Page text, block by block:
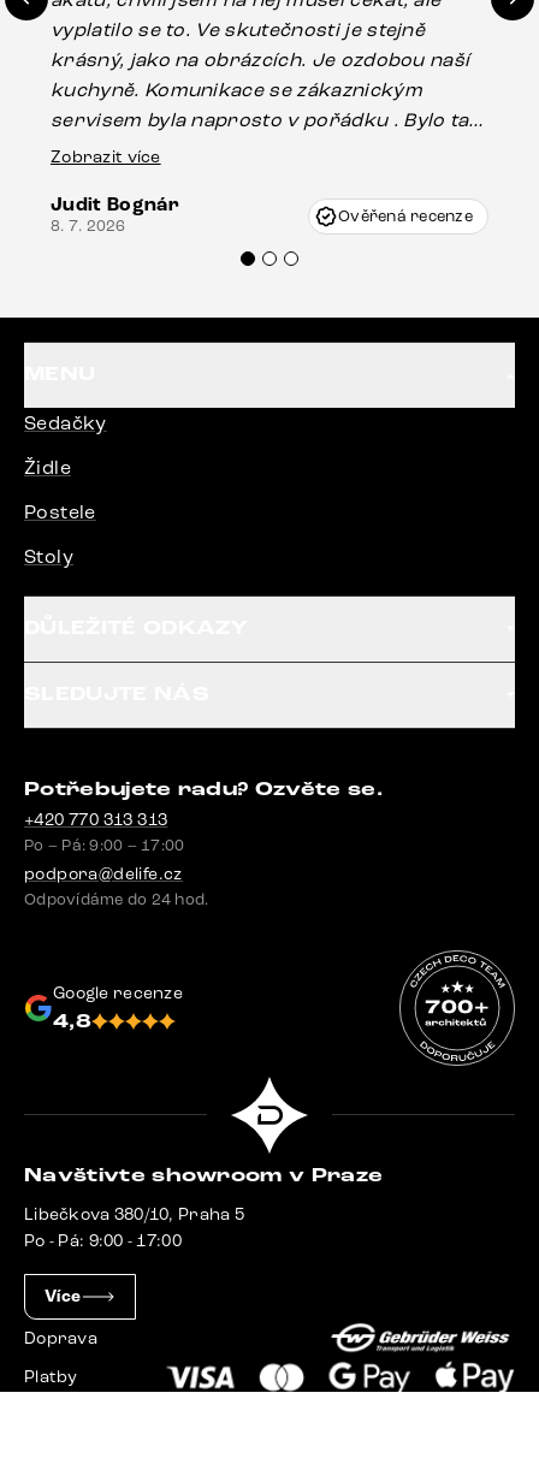
vyplatilo se to. Ve skutečnosti je stejně
krásný, jako na obrázcích. Je ozdobou naší
kuchyně. Komunikace se zákaznickým
servisem byla naprosto v pořádku . Bylo tam
drobné poškození u nohy stolu, které mohlo
Vincze mi velmi korektně vyšli vstříc.
Doporučuji produkty Delife všem.“
Zobrazit více
Judit Bognár
8. 7. 2026 Ověřená recenze
Sedačky
Židle
Postele
Stoly
Potřebujete radu? Ozvěte se.
+420 770 313 313
Po – Pá: 9:00 – 17:00
podpora@delife.cz
Odpovídáme do 24 hod.
Google recenze
4,8
Navštivte showroom v Praze
Libečkova 380/10, Praha 5
Po - Pá: 9:00 - 17:00
Více
Doprava
Platby